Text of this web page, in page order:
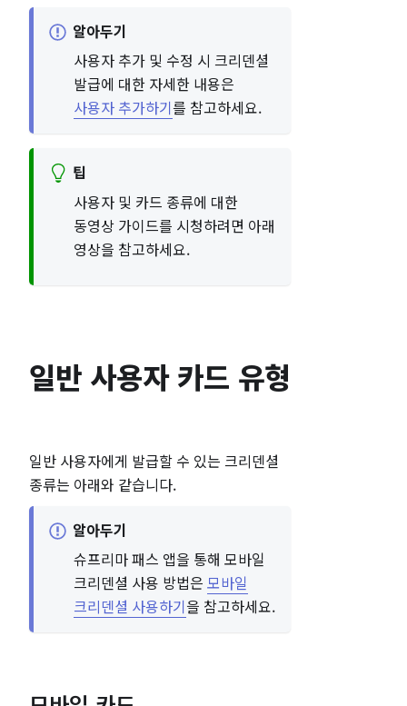
알아두기
사용자 추가 및 수정 시 크리덴셜
발급에 대한 자세한 내용은
사용자 추가하기를 참고하세요.
팁
사용자 및 카드 종류에 대한
동영상 가이드를 시청하려면 아래
영상을 참고하세요.
일반 사용자 카드 유형
일반 사용자에게 발급할 수 있는 크리덴셜
종류는 아래와 같습니다.
알아두기
슈프리마 패스 앱을 통해 모바일
크리덴셜 사용 방법은 모바일
크리덴셜 사용하기을 참고하세요.